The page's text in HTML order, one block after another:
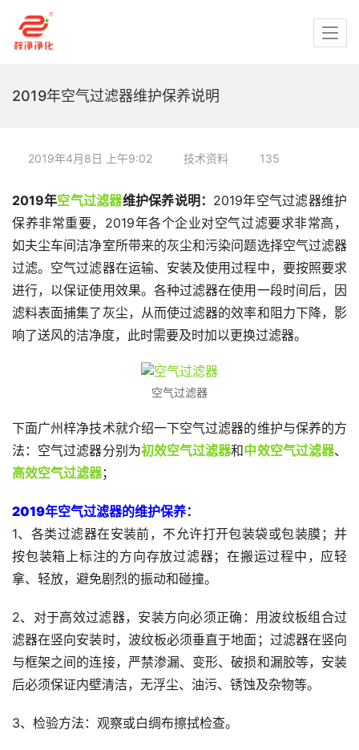
2019年空气过滤器维护保养说明
2019年4月8日 上午9:02 技术资料 135
2019年空气过滤器维护保养说明： 2019年空气过滤器维护
保养非常重要，2019年各个企业对空气过滤要求非常高，
如夫尘车间洁净室所带来的灰尘和污染问题选择空气过滤器
过滤。空气过滤器在运输、安装及使用过程中，要按照要求
进行，以保证使用效果。各种过滤器在使用一段时间后，因
滤料表面捕集了灰尘，从而使过滤器的效率和阻力下降，影
响了送风的洁净度，此时需要及时加以更换过滤器。
空气过滤器
下面广州梓净技术就介绍一下空气过滤器的维护与保养的方
法：空气过滤器分别为初效空气过滤器和中效空气过滤器、
高效空气过滤器；
2019年空气过滤器的维护保养：
1、各类过滤器在安装前，不允许打开包装袋或包装膜；并
按包装箱上标注的方向存放过滤器；在搬运过程中，应轻
拿、轻放，避免剧烈的振动和碰撞。
2、对于高效过滤器，安装方向必须正确：用波纹板组合过
滤器在竖向安装时，波纹板必须垂直于地面；过滤器在竖向
与框架之间的连接，严禁渗漏、变形、破损和漏胶等，安装
后必须保证内壁清洁，无浮尘、油污、锈蚀及杂物等。
3、检验方法：观察或白绸布擦拭检查。